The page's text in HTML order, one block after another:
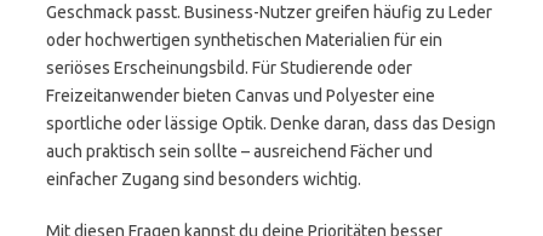
Geschmack passt. Business-Nutzer greifen häufig zu Leder
oder hochwertigen synthetischen Materialien für ein
seriöses Erscheinungsbild. Für Studierende oder
Freizeitanwender bieten Canvas und Polyester eine
sportliche oder lässige Optik. Denke daran, dass das Design
auch praktisch sein sollte – ausreichend Fächer und
einfacher Zugang sind besonders wichtig.
Mit diesen Fragen kannst du deine Prioritäten besser